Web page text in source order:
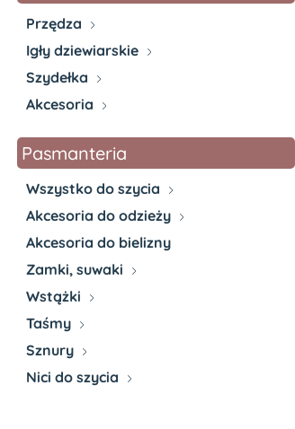
Przędza
Igły dziewiarskie
Szydełka
Akcesoria
Pasmanteria
Wszystko do szycia
Akcesoria do odzieży
Akcesoria do bielizny
Zamki, suwaki
Wstążki
Taśmy
Sznury
Nici do szycia